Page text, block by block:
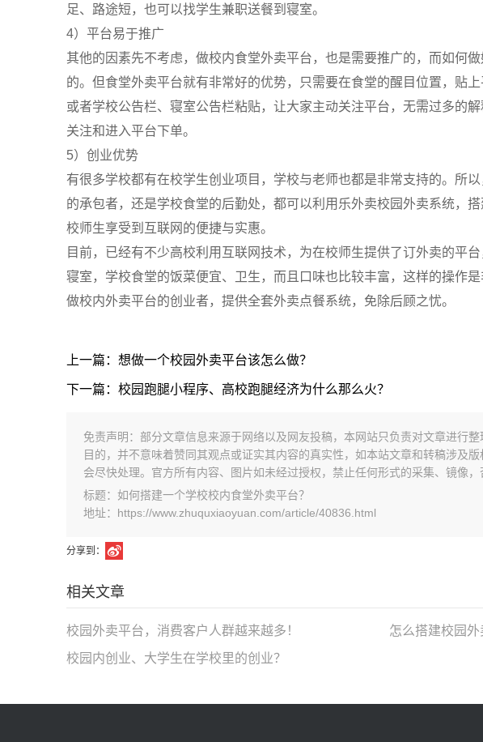
足、路途短，也可以找学生兼职送餐到寝室。
4）平台易于推广
其他的因素先不考虑，做校内食堂外卖平台，也是需要推广的，而如何
的。但食堂外卖平台就有非常好的优势，只需要在食堂的醒目位置，贴
或者学校公告栏、寝室公告栏粘贴，让大家主动关注平台，无需过多的
关注和进入平台下单。
5）创业优势
有很多学校都有在校学生创业项目，学校与老师也都是非常支持的。所
的承包者，还是学校食堂的后勤处，都可以利用乐外卖校园外卖系统，
校师生享受到互联网的便捷与实惠。
目前，已经有不少高校利用互联网技术，为在校师生提供了订外卖的平
寝室，学校食堂的饭菜便宜、卫生，而且口味也比较丰富，这样的操作
做校内外卖平台的创业者，提供全套外卖点餐系统，免除后顾之忧。
上一篇：想做一个校园外卖平台该怎么做？
下一篇：校园跑腿小程序、高校跑腿经济为什么那么火？
免责声明：部分文章信息来源于网络以及网友投稿，本网站只负责对文章进行
目的，并不意味着赞同其观点或证实其内容的真实性，如本站文章和转稿涉及
会尽快处理。官方所有内容、图片如未经过授权，禁止任何形式的采集、镜像，
标题：如何搭建一个学校校内食堂外卖平台？
地址：https://www.zhuquxiaoyuan.com/article/40836.html
分享到：
相关文章
校园外卖平台，消费客户人群越来越多！
怎么搭建校园
校园内创业、大学生在学校里的创业？